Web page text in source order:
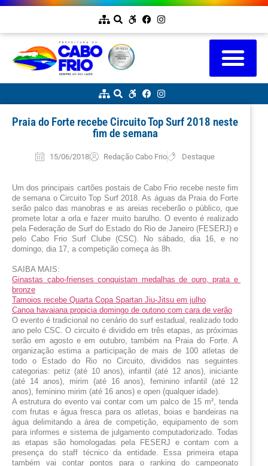
Praia do Forte recebe Circuito Top Surf 2018 neste
fim de semana
15/06/2018 Redação Cabo Frio Destaque
Um dos principais cartões postais de Cabo Frio recebe neste fim
de semana o Circuito Top Surf 2018. As águas da Praia do Forte
serão palco das manobras e as areias receberão o público, que
promete lotar a orla e fazer muito barulho. O evento é realizado
pela Federação de Surf do Estado do Rio de Janeiro (FESERJ) e
pelo Cabo Frio Surf Clube (CSC). No sábado, dia 16, e no
domingo, dia 17, a competição começa às 8h.
SAIBA MAIS:
Ginastas cabo-frienses conquistam medalhas de ouro, prata e
bronze
Tamoios recebe Quarta Copa Spartan Jiu-Jitsu em julho
Canoa havaiana propicia domingo de outono com cara de verão
O evento é tradicional no cenário do surf estadual, realizado todo
ano pelo CSC. O circuito é dividido em três etapas, as próximas
serão em agosto e em outubro, também na Praia do Forte. A
organização estima a participação de mais de 100 atletas de
todo o Estado do Rio no Circuito, divididos nas seguintes
categorias: petiz (até 10 anos), infantil (até 12 anos), iniciante
(até 14 anos), mirim (até 16 anos), feminino infantil (até 12
anos), feminino mirim (até 16 anos) e open (qualquer idade).
A estrutura do evento vai contar com um palco de 15 m², tenda
com frutas e água fresca para os atletas, boias e bandeiras na
água delimitando a área de competição, equipamento de som
para informes e sistema de julgamento computadorizado. Todas
as etapas são homologadas pela FESERJ e contam com a
presença do staff técnico da entidade. Essa primeira etapa
também vai contar pontos para o ranking do campeonato